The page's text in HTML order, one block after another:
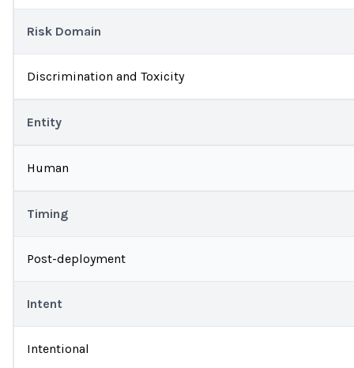
Risk Domain
Discrimination and Toxicity
Entity
Human
Timing
Post-deployment
Intent
Intentional